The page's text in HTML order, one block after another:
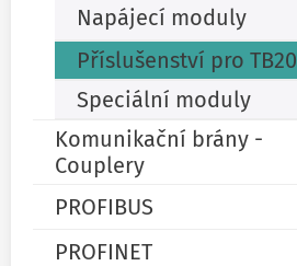
Napájecí moduly
Příslušenství pro TB20
Speciální moduly
Komunikační brány -
Couplery
PROFIBUS
PROFINET